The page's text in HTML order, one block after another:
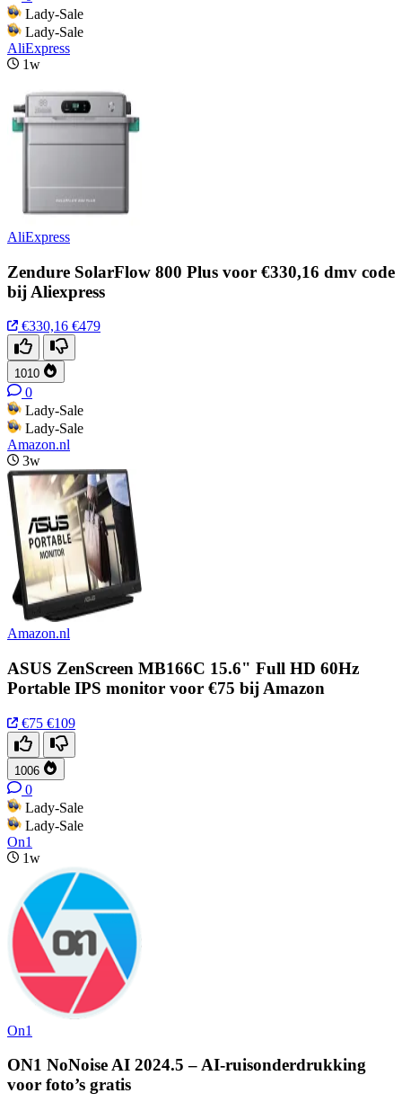
Lady-Sale
Lady-Sale
AliExpress
1w
AliExpress
Zendure SolarFlow 800 Plus voor €330,16 dmv code
bij Aliexpress
€330,16 €479
1010
0
Lady-Sale
Lady-Sale
Amazon.nl
3w
Amazon.nl
ASUS ZenScreen MB166C 15.6" Full HD 60Hz
Portable IPS monitor voor €75 bij Amazon
€75 €109
1006
0
Lady-Sale
Lady-Sale
On1
1w
On1
ON1 NoNoise AI 2024.5 – AI-ruisonderdrukking
voor foto’s gratis